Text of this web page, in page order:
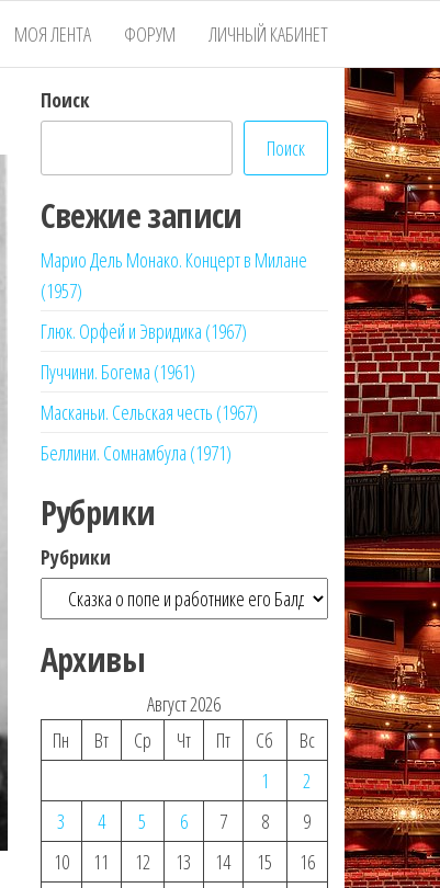
МОЯ ЛЕНТА ФОРУМ ЛИЧНЫЙ КАБИНЕТ
Поиск
Поиск
Свежие записи
Марио Дель Монако. Концерт в Милане
(1957)
Глюк. Орфей и Эвридика (1967)
Пуччини. Богема (1961)
Масканьи. Сельская честь (1967)
Беллини. Сомнамбула (1971)
Рубрики
Рубрики
Архивы
Август 2026
Пн
Вт Ср Чт Пт Сб
Вс
1
2
3
4 5 6 7 8
9
10
11 12 13 14 15
16